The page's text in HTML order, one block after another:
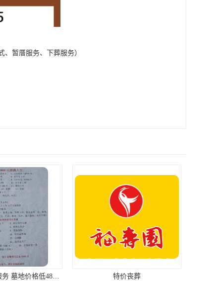
暂厝服务、下葬服务）
专业从事丧葬服务 墓地价格低4800元起 特价丧葬